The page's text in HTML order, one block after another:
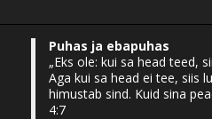
Puhas ja ebapuhas
„Eks ole: kui sa head teed,
Aga kui sa head ei tee, siis
himustab sind. Kuid sina
4:7